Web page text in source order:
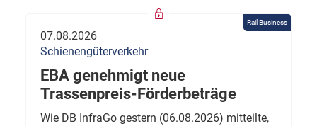
Rail Business
07.08.2026
Schienengüterverkehr
EBA genehmigt neue
Trassenpreis-Förderbeträge
Wie DB InfraGo gestern (06.08.2026) mitteilte,